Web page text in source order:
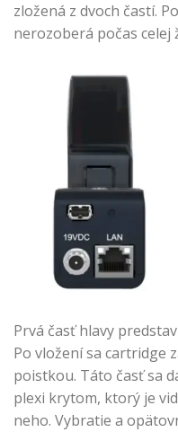
zložená z dvoch častí.
nerozoberá počas
Prvá časť hlavy
Po vložení sa cartridge
poistkou. Táto časť sa
plexi krytom, ktorý je
neho. Vybratie a